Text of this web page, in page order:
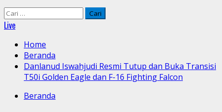
Cari
untuk:
Live
Home
Beranda
Danlanud Iswahjudi Resmi Tutup dan Buka Transisi
T50i Golden Eagle dan F-16 Fighting Falcon
Beranda